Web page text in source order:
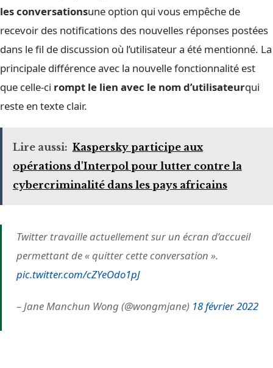
les conversationsune option qui vous empêche de
recevoir des notifications des nouvelles réponses postées
dans le fil de discussion où l’utilisateur a été mentionné. La
principale différence avec la nouvelle fonctionnalité est
que celle-ci rompt le lien avec le nom d’utilisateurqui
reste en texte clair.
Lire aussi: Kaspersky participe aux
opérations d'Interpol pour lutter contre la
cybercriminalité dans les pays africains
Twitter travaille actuellement sur un écran d’accueil
permettant de « quitter cette conversation ».
pic.twitter.com/cZYeOdo1pJ
– Jane Manchun Wong (@wongmjane) 18 février 2022